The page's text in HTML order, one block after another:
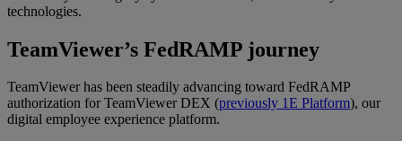
technologies.
TeamViewer’s FedRAMP journey
TeamViewer has been steadily advancing toward FedRAMP
authorization for TeamViewer DEX (previously 1E Platform), our
digital employee experience platform.